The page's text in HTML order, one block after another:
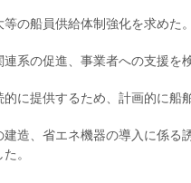
の船員供給体制強化を求めた。
系の促進、事業者への支援を
に提供するため、計画的に船
造、省エネ機器の導入に係
。